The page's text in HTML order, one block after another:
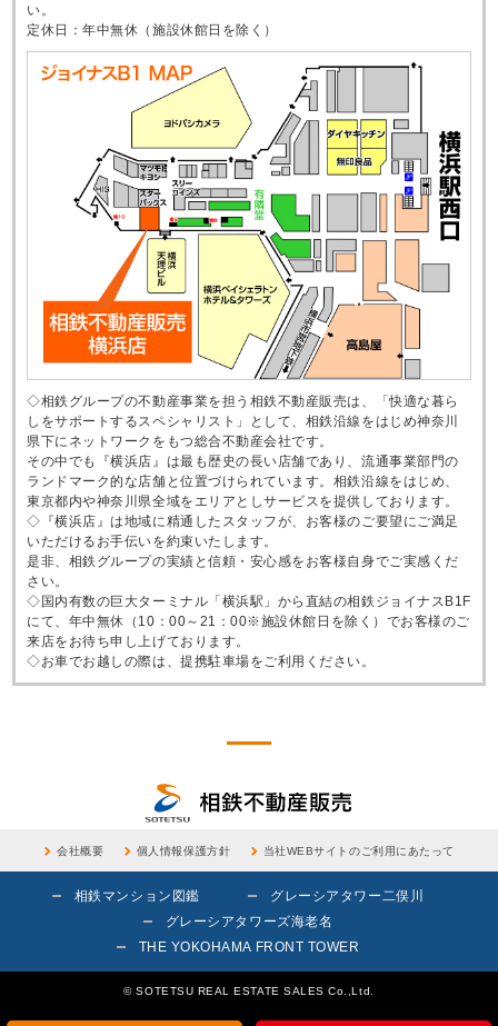
い。
定休日：年中無休（施設休館日を除く）
◇相鉄グループの不動産事業を担う相鉄不動産販売は、「快適な暮ら
しをサポートするスペシャリスト」として、相鉄沿線をはじめ神奈川
県下にネットワークをもつ総合不動産会社です。
その中でも『横浜店』は最も歴史の長い店舗であり、流通事業部門の
ランドマーク的な店舗と位置づけられています。相鉄沿線をはじめ、
東京都内や神奈川県全域をエリアとしサービスを提供しております。
◇『横浜店』は地域に精通したスタッフが、お客様のご要望にご満足
いただけるお手伝いを約束いたします。
是非、相鉄グループの実績と信頼・安心感をお客様自身でご実感くだ
さい。
◇国内有数の巨大ターミナル「横浜駅」から直結の相鉄ジョイナスB1F
にて、年中無休（10：00～21：00※施設休館日を除く）でお客様のご
来店をお待ち申し上げております。
◇お車でお越しの際は、提携駐車場をご利用ください。
会社概要 個人情報保護方針 当社WEBサイトのご利用にあたって
相鉄マンション図鑑
グレーシアタワー二俣川
グレーシアタワーズ海老名
THE YOKOHAMA FRONT TOWER
© SOTETSU REAL ESTATE SALES Co.,Ltd.